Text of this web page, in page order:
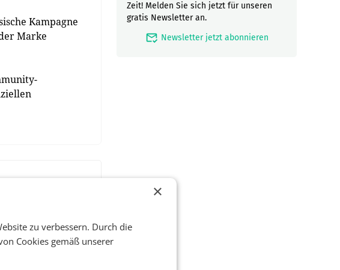
Kampagne
Marke
Zeit! Melden Sie sich jetzt für unseren
gratis Newsletter an.
mark_email_read Newsletter jetzt abonnieren
×
zu verbessern. Durch die
Cookies gemäß unserer